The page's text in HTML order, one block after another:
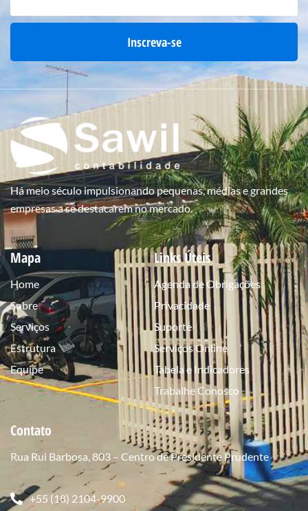
Inscreva-se
Há meio século impulsionando pequenas, médias e grandes
empresas a se destacarem no mercado.
Mapa
Home
Sobre
Serviços
Estrutura
Equipe
Links Úteis
Agenda de Obrigações
Privacidade
Suporte
Serviços Online
Tabela e Indicadores
Trabalhe Conosco
Contato
Rua Rui Barbosa, 803 – Centro de Presidente Prudente
+55 (18) 2104-9900